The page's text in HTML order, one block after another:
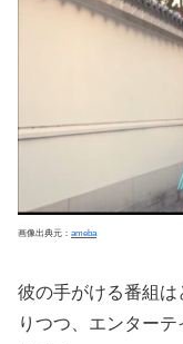
画像出典元： ameba
彼の手がける番組
りつつ、エンター